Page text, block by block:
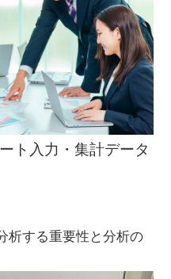
ト入力・集計データ
析する重要性と分析の